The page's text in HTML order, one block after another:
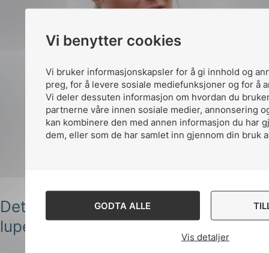
Vi benytter cookies
Vi bruker informasjonskapsler for å gi innhold og
preg, for å levere sosiale mediefunksjoner og for å
Vi deler dessuten informasjon om hvordan du
partnerne våre innen sosiale medier, annonsering
kan kombinere den med annen informasjon du har
dem, eller som de har samlet inn gjennom din bruk
GODTA ALLE
Vis detaljer
Det digitale kraftsystemet under
lupen